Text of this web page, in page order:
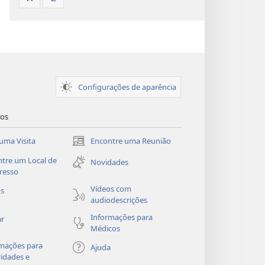
Configurações de aparência
Visita Encontre uma Reunião
(abre
nova
janela)
um Local de
Novidades
Vídeos com
audiodescrições
Informações para
Médicos
para
e
Ajuda